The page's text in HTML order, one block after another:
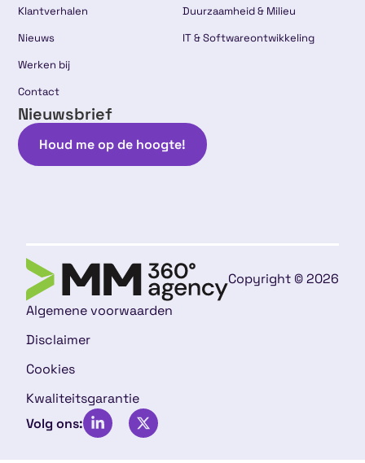
Klantverhalen
Nieuws
Werken bij
Contact
Duurzaamheid & Milieu
IT & Softwareontwikkeling
Nieuwsbrief
Houd me op de hoogte!
Copyright © 2026
Algemene voorwaarden
Disclaimer
Cookies
Kwaliteitsgarantie
Volg ons: